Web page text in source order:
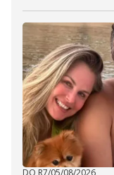
DO R7/05/08/2026